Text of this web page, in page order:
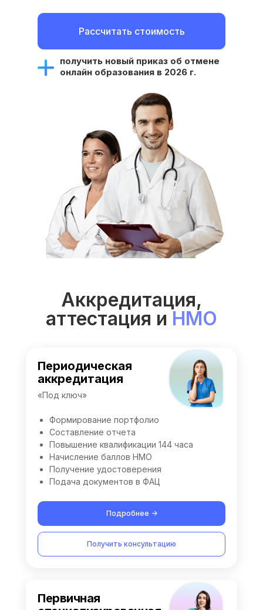
Рассчитать стоимость
получить новый приказ об отмене
онлайн образования в 2026 г.
Аккредитация,
аттестация и НМО
Первичная
Периодическая
аккредитация
«Под ключ»
Формирование портфолио
Составление отчета
Повышение квалификации 144 часа
Начисление баллов НМО
Получение удостоверения
Подача документов в ФАЦ
Подробнее ->
Получить консультацию